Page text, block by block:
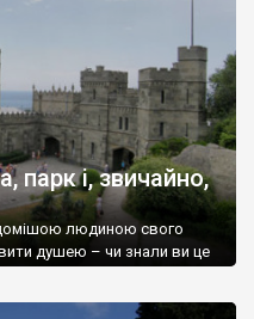
парк і, звичайно,
людиною свого
душею – чи знали ви це